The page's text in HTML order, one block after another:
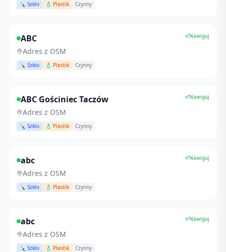
🍾 Szkło 🧴 Plastik Czynny
ABC
Adres z OSM
🍾 Szkło 🧴 Plastik Czynny
Nawiguj
ABC Gościniec Taczów
Adres z OSM
🍾 Szkło 🧴 Plastik Czynny
Nawiguj
abc
Adres z OSM
🍾 Szkło 🧴 Plastik Czynny
Nawiguj
abc
Adres z OSM
🍾 Szkło 🧴 Plastik Czynny
Nawiguj